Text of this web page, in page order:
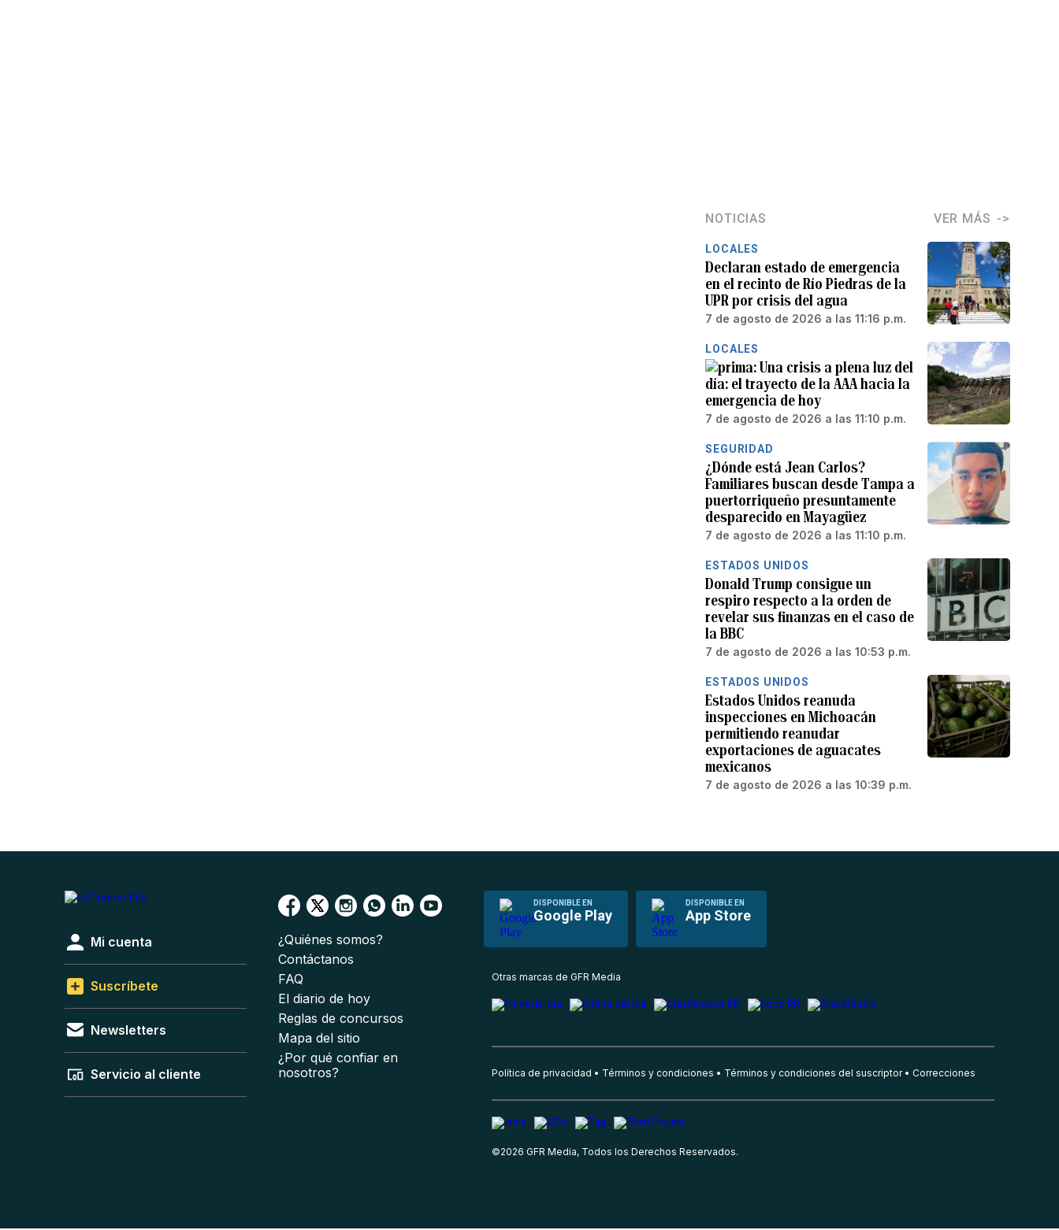
NOTICIAS VER MÁS
LOCALES
Declaran estado de emergencia
en el recinto de Río Piedras de la
UPR por crisis del agua
7 de agosto de 2026 a las 11:16 p.m.
LOCALES
Una crisis a plena luz del
día: el trayecto de la AAA hacia la
emergencia de hoy
7 de agosto de 2026 a las 11:10 p.m.
SEGURIDAD
¿Dónde está Jean Carlos?
Familiares buscan desde Tampa a
puertorriqueño presuntamente
desparecido en Mayagüez
7 de agosto de 2026 a las 11:10 p.m.
ESTADOS UNIDOS
Donald Trump consigue un
respiro respecto a la orden de
revelar sus finanzas en el caso de
la BBC
7 de agosto de 2026 a las 10:53 p.m.
ESTADOS UNIDOS
Estados Unidos reanuda
inspecciones en Michoacán
permitiendo reanudar
exportaciones de aguacates
mexicanos
7 de agosto de 2026 a las 10:39 p.m.
DISPONIBLE EN
Google Play
DISPONIBLE EN
App Store
Mi cuenta
Suscríbete
Newsletters
Servicio al cliente
¿Quiénes somos?
Contáctanos
FAQ
El diario de hoy
Reglas de concursos
Mapa del sitio
¿Por qué confiar en
nosotros?
Otras marcas de GFR Media
Política de privacidad Términos y condiciones Términos y condiciones del suscriptor Correcciones
©2026 GFR Media, Todos los Derechos Reservados.